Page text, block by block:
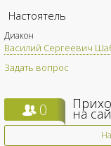
Настоятель
Диакон
Василий Сергеевич
Задать вопрос
0 на